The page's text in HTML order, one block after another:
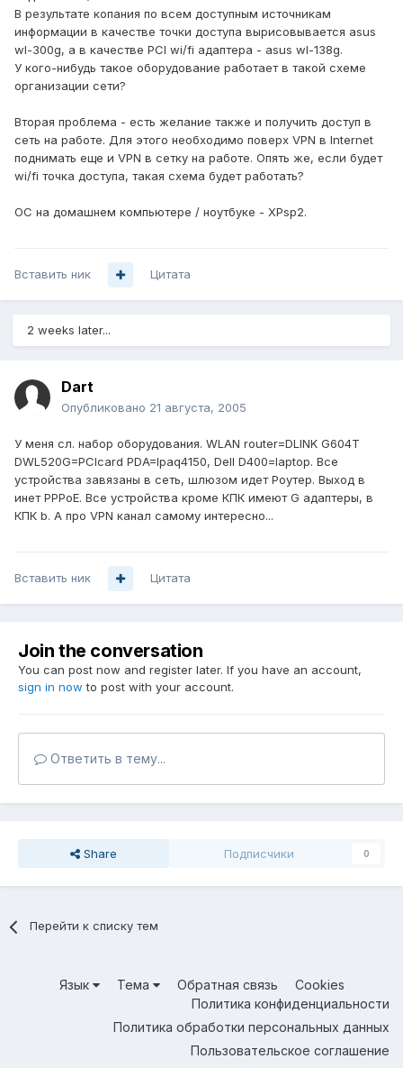
В результате копания по всем доступным источникам
информации в качестве точки доступа вырисовывается asus
wl-300g, а в качестве PCI wi/fi адаптера - asus wl-138g.
У кого-нибудь такое оборудование работает в такой схеме
организации сети?
Вторая проблема - есть желание также и получить доступ в
сеть на работе. Для этого необходимо поверх VPN в Internet
поднимать еще и VPN в сетку на работе. Опять же, если будет
wi/fi точка доступа, такая схема будет работать?
ОС на домашнем компьютере / ноутбуке - XPsp2.
Вставить ник Цитата
2 weeks later...
Dart
Опубликовано 21 августа, 2005
У меня сл. набор оборудования. WLAN router=DLINK G604T
DWL520G=PCIcard PDA=Ipaq4150, Dell D400=laptop. Все
устройства завязаны в сеть, шлюзом идет Роутер. Выход в
инет PPPoE. Все устройства кроме КПК имеют G адаптеры, в
КПК b. А про VPN канал самому интересно...
Вставить ник Цитата
Join the conversation
You can post now and register later. If you have an account,
sign in now to post with your account.
Ответить в тему...
Share Подписчики 0
Перейти к списку тем
Язык Тема Обратная связь
Cookies
Политика конфиденциальности
Политика обработки персональных данных
Пользовательское соглашение